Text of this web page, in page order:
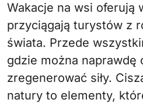
Wakacje na wsi oferują
przyciągają turystów z
świata. Przede
gdzie można naprawdę
zregenerować siły.
natury to elementy,